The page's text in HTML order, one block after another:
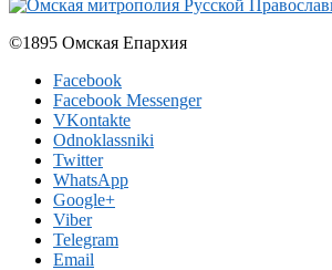
©1895 Омская Епархия
Facebook
Facebook Messenger
VKontakte
Odnoklassniki
Twitter
WhatsApp
Google+
Viber
Telegram
Email